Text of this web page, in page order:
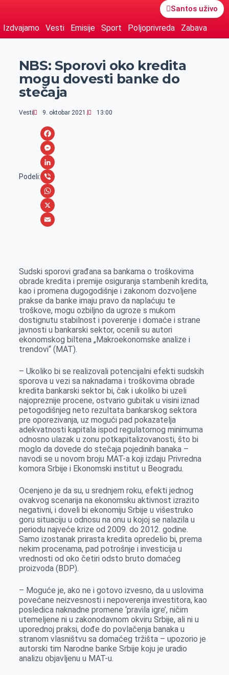
Santos uživo
Izdvajamo Vesti Emisije Sport Poljoprivreda Zabava
NBS: Sporovi oko kredita
mogu dovesti banke do
stečaja
Vesti 9. oktobar 2021. 13:00
Podeli:
F
a
c
e
b
o
M
e
s
s
e
r
L
i
n
k
n
V
i
b
W
h
A
p
p
X
i
l
Sudski sporovi građana sa bankama o troškovima
obrade kredita i premije osiguranja stambenih kredita,
kao i promena dugogodišnje i zakonom dozvoljene
prakse da banke imaju pravo da naplaćuju te
troškove, mogu ozbiljno da ugroze s mukom
dostignutu stabilnost i poverenje i domaće i strane
javnosti u bankarski sektor, ocenili su autori
ekonomskog biltena „Makroekonomske analize i
trendovi“ (MAT).
– Ukoliko bi se realizovali potencijalni efekti sudskih
sporova u vezi sa naknadama i troškovima obrade
kredita bankarski sektor bi, čak i ukoliko bi uzeli
najopreznije procene, ostvario gubitak u visini iznad
petogodišnjeg neto rezultata bankarskog sektora
pre oporezivanja, uz mogući pad pokazatelja
adekvatnosti kapitala ispod regulatornog minimuma
odnosno ulazak u zonu potkapitalizovanosti, što bi
moglo da dovede do stečaja pojedinih banaka –
navodi se u novom broju MAT-a koji izdaju Privredna
komora Srbije i Ekonomski institut u Beogradu.
Ocenjeno je da su, u srednjem roku, efekti jednog
ovakvog scenarija na ekonomsku aktivnost izrazito
negativni, i doveli bi ekonomiju Srbije u višestruko
goru situaciju u odnosu na onu u kojoj se nalazila u
periodu najveće krize od 2009. do 2012. godine.
Samo izostanak prirasta kredita opredelio bi, prema
nekim procenama, pad potrošnje i investicija u
vrednosti od oko četiri odsto bruto domaćeg
proizvoda (BDP).
– Moguće je, ako ne i gotovo izvesno, da u uslovima
povećane neizvesnosti i nepoverenja investitora, kao
posledica naknadne promene ‘pravila igre’, ničim
utemeljene ni u zakonodavnom okviru Srbije, ali ni u
uporednoj praksi, dođe do povlačenja banaka u
stranom vlasništvu sa domaćeg tržišta – upozorio je
autorski tim Narodne banke Srbije koju je uradio
analizu objavljenu u MAT-u.